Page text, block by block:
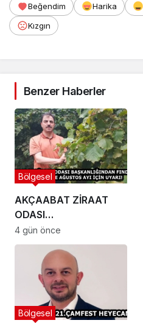
Beğendim Harika
Kızgın
Benzer Haberler
AKÇAABAT ZİRAAT
ODASI
BAŞKANLIĞINDAN
FINDIK ÜRETİCİLERİNE
AĞUSTOS AYI İÇİN
UYARI!
Bölgesel
4 gün önce
Bölgesel